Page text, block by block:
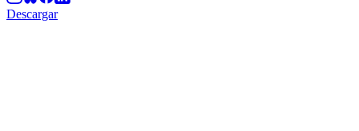
Descargar